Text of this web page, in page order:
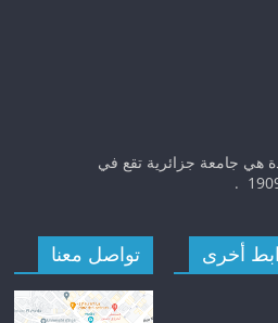
هي جامعة جزائرية تقع في
أخرى تواصل معنا